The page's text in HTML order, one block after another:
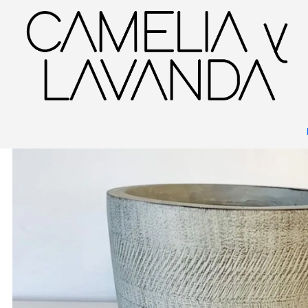
Inicio Deco garden Maceteros Macetero gris relieves